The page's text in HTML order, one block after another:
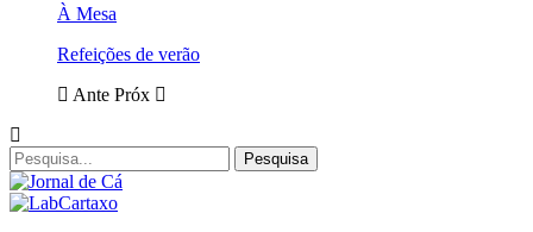
À Mesa
Refeições de verão
Ante Próx